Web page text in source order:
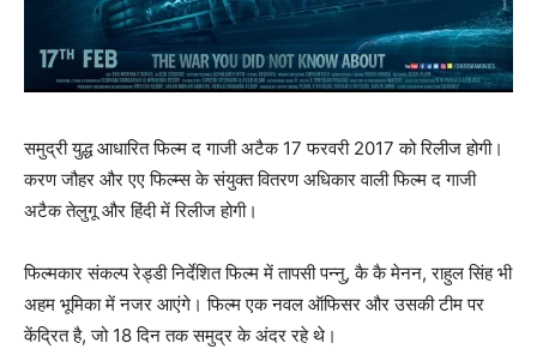
समुद्री युद्ध आधारित फिल्‍म द गाजी अटैक 17 फरवरी 2017 को रिलीज होगी।
करण जौहर और एए फिल्‍म्‍स के संयुक्‍त वितरण अधिकार वाली फिल्‍म द गाजी
अटैक तेलुगू और हिंदी में रिलीज होगी।
फिल्‍मकार संकल्‍प रेड्डी निर्देशित फिल्‍म में तापसी पन्‍नु, कै कै मेनन, राहुल सिंह भी
अहम भूमिका में नजर आएंगे। फिल्‍म एक नवल ऑफिसर और उसकी टीम पर
केंद्रित है, जो 18 दिन तक समुद्र के अंदर रहे थे।